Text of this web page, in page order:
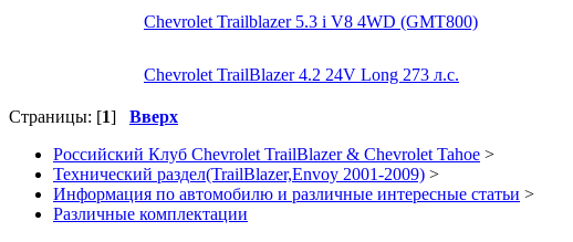
Chevrolet Trailblazer 5.3 i V8 4WD (GMT800)
Chevrolet TrailBlazer 4.2 24V Long 273 л.с.
Страницы: [1] Вверх
Российский Клуб Chevrolet TrailBlazer & Chevrolet Tahoe >
Технический раздел(TrailBlazer,Envoy 2001-2009) >
Информация по автомобилю и различные интересные статьи >
Различные комплектации